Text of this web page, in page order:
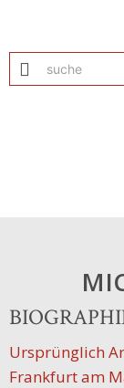
Ursprünglich
Frankfurt am